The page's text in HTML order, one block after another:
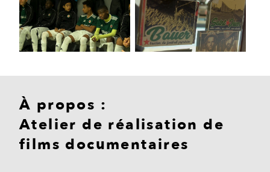
À propos :
Atelier de réalisation de
films documentaires